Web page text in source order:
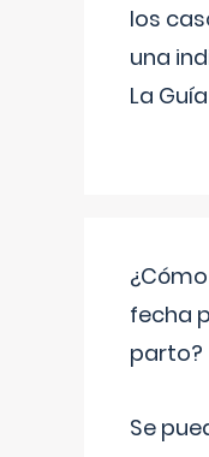
los
una
La
fecha
parto?
Se